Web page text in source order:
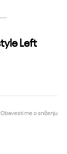
Left
Obavesti me o sniženju